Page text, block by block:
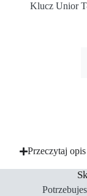
Klucz Unior
Przeczytaj